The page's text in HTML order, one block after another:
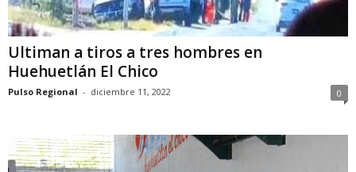
Ultiman a tiros a tres hombres en
Huehuetlán El Chico
Pulso Regional - diciembre 11, 2022 0